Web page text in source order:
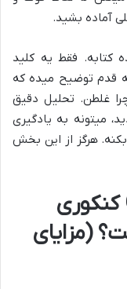
آماده بشید.
کتابه. فقط یه کلید
قدم توضیح میده که
غلطن. تحلیل دقیق
میتونه به یادگیری
هرگز از این بخش
چرا کتاب جیبی Grammar کنکوری
(مزایای